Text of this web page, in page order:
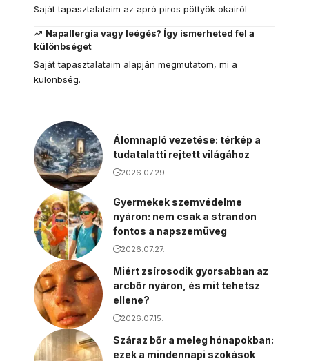
Saját tapasztalataim az apró piros pöttyök okairól
Napallergia vagy leégés? Így ismerheted fel a
különbséget
Saját tapasztalataim alapján megmutatom, mi a
különbség.
Álomnapló vezetése: térkép a
tudatalatti rejtett világához
2026.07.29.
Gyermekek szemvédelme
nyáron: nem csak a strandon
fontos a napszemüveg
2026.07.27.
Miért zsírosodik gyorsabban az
arcbőr nyáron, és mit tehetsz
ellene?
2026.07.15.
Száraz bőr a meleg hónapokban:
ezek a mindennapi szokások